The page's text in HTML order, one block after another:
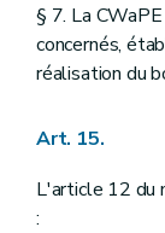
§ 7. La
concernés,
réalisation du
Art. 15.
L'article 12 du
: